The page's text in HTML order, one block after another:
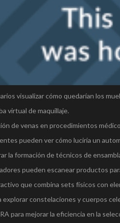
visualizar cómo quedarían los
virtual de maquillaje.
de venas en procedimientos
pueden ver cómo luciría un
la formación de técnicos de
pueden escanear productos
que combina sets físicos con
explorar constelaciones y cuerpos
para mejorar la eficiencia en la